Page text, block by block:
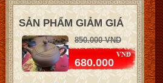
SẢN PHẨM GIẢM GIÁ
850.000 VND
680.000